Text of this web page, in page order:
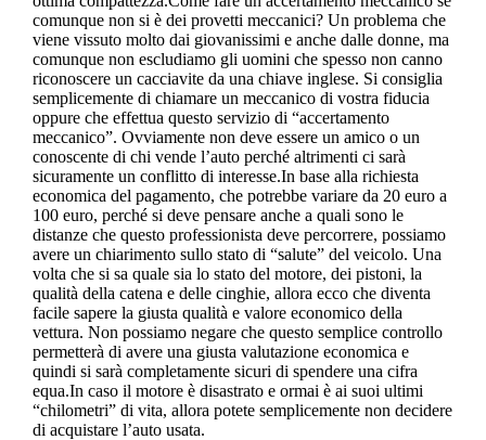
comunque non si è dei provetti meccanici? Un problema che
viene vissuto molto dai giovanissimi e anche dalle donne, ma
comunque non escludiamo gli uomini che spesso non canno
riconoscere un cacciavite da una chiave inglese. Si consiglia
semplicemente di chiamare un meccanico di vostra fiducia
oppure che effettua questo servizio di “accertamento
meccanico”. Ovviamente non deve essere un amico o un
conoscente di chi vende l’auto perché altrimenti ci sarà
sicuramente un conflitto di interesse.In base alla richiesta
economica del pagamento, che potrebbe variare da 20 euro a
100 euro, perché si deve pensare anche a quali sono le
distanze che questo professionista deve percorrere, possiamo
avere un chiarimento sullo stato di “salute” del veicolo. Una
volta che si sa quale sia lo stato del motore, dei pistoni, la
qualità della catena e delle cinghie, allora ecco che diventa
facile sapere la giusta qualità e valore economico della
vettura. Non possiamo negare che questo semplice controllo
permetterà di avere una giusta valutazione economica e
quindi si sarà completamente sicuri di spendere una cifra
equa.In caso il motore è disastrato e ormai è ai suoi ultimi
“chilometri” di vita, allora potete semplicemente non decidere
di acquistare l’auto usata.